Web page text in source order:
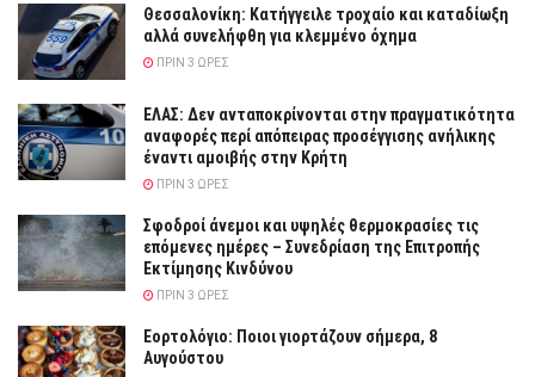
Θεσσαλονίκη: Κατήγγειλε τροχαίο και καταδίωξη
αλλά συνελήφθη για κλεμμένο όχημα
ΠΡΙΝ 3 ΏΡΕΣ
ΕΛΑΣ: Δεν ανταποκρίνονται στην πραγματικότητα
αναφορές περί απόπειρας προσέγγισης ανήλικης
έναντι αμοιβής στην Κρήτη
ΠΡΙΝ 3 ΏΡΕΣ
Σφοδροί άνεμοι και υψηλές θερμοκρασίες τις
επόμενες ημέρες – Συνεδρίαση της Επιτροπής
Εκτίμησης Κινδύνου
ΠΡΙΝ 3 ΏΡΕΣ
Εορτολόγιο: Ποιοι γιορτάζουν σήμερα, 8
Αυγούστου